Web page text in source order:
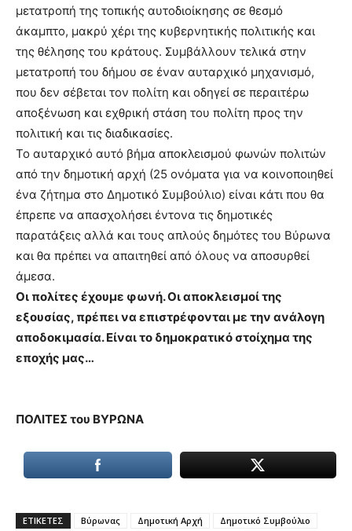
μετατροπή της τοπικής αυτοδιοίκησης σε θεσμό
άκαμπτο, μακρύ χέρι της κυβερνητικής πολιτικής και
της θέλησης του κράτους. Συμβάλλουν τελικά στην
μετατροπή του δήμου σε έναν αυταρχικό μηχανισμό,
που δεν σέβεται τον πολίτη και οδηγεί σε περαιτέρω
αποξένωση και εχθρική στάση του πολίτη προς την
πολιτική και τις διαδικασίες.
Το αυταρχικό αυτό βήμα αποκλεισμού φωνών πολιτών
από την δημοτική αρχή (25 ονόματα για να κοινοποιηθεί
ένα ζήτημα στο Δημοτικό Συμβούλιο) είναι κάτι που θα
έπρεπε να απασχολήσει έντονα τις δημοτικές
παρατάξεις αλλά και τους απλούς δημότες του Βύρωνα
και θα πρέπει να απαιτηθεί από όλους να αποσυρθεί
άμεσα.
Οι πολίτες έχουμε φωνή. Οι αποκλεισμοί της
εξουσίας, πρέπει να επιστρέφονται με την ανάλογη
αποδοκιμασία. Είναι το δημοκρατικό στοίχημα της
εποχής μας…
ΠΟΛΙΤΕΣ του ΒΥΡΩΝΑ
ΕΤΙΚΕΤΕΣ Βύρωνας Δημοτική Αρχή
Δημοτικό Συμβούλιο